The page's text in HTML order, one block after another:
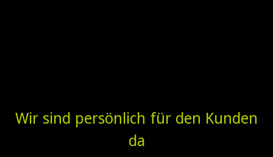
Wir sind persönlich für den Kunden
da